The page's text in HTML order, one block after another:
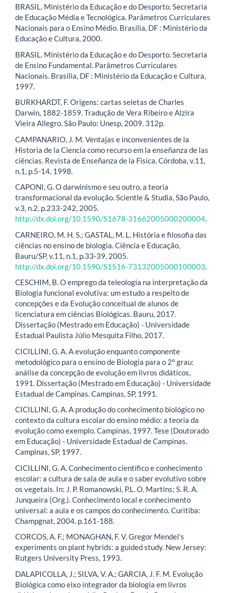
BRASIL. Ministério da Educação e do Desporto. Secretaria
de Educação Média e Tecnológica. Parâmetros Curriculares
Nacionais para o Ensino Médio. Brasília, DF : Ministério da
Educação e Cultura, 2000.
BRASIL. Ministério da Educação e do Desporto. Secretaria
de Ensino Fundamental. Parâmetros Curriculares
Nacionais. Brasília, DF : Ministério da Educação e Cultura,
1997.
BURKHARDT, F. Origens: cartas seletas de Charles
Darwin, 1882-1859. Tradução de Vera Ribeiro e Alzira
Vieira Allegro. São Paulo: Unesp, 2009. 312p.
CAMPANARIO, J. M. Ventajas e inconvenientes de la
Historia de la Ciencia como recurso em la enseñanza de las
ciências. Revista de Enseñanza de la Fisica, Córdoba, v.11,
n.1, p.5-14, 1998.
CAPONI, G. O darwinismo e seu outro, a teoria
transformacional da evolução. Scientle & Studia, São Paulo,
v.3, n.2, p.233-242, 2005.
http://dx.doi.org/10.1590/S1678-31662005000200004.
CARNEIRO, M. H. S.; GASTAL, M. L. História e filosofia das
ciências no ensino de biologia. Ciência e Educação,
Bauru/SP, v.11, n.1, p.33-39, 2005.
http://dx.doi.org/10.1590/S1516-73132005000100003.
CESCHIM, B. O emprego da teleologia na interpretação da
Biologia funcional evolutiva: um estudo a respeito de
concepções e da Evolução conceitual de alunos de
licenciatura em ciências Biológicas. Bauru, 2017.
Dissertação (Mestrado em Educação) - Universidade
Estadual Paulista Júlio Mesquita Filho, 2017.
CICILLINI, G. A. A evolução enquanto componente
metodológico para o ensino de Biologia para o 2º grau:
análise da concepção de evolução em livros didáticos,
1991. Dissertação (Mestrado em Educação) - Universidade
Estadual de Campinas. Campinas, SP, 1991.
CICILLINI, G. A. A produção do conhecimento biológico no
contexto da cultura escolar do ensino médio: a teoria da
evolução como exemplo. Campinas, 1997. Tese (Doutorado
em Educação) - Universidade Estadual de Campinas.
Campinas, SP, 1997.
CICILLINI, G. A. Conhecimento científico e conhecimento
escolar: a cultura de sala de aula e o saber evolutivo sobre
os vegetais. In: J. P. Romanowski, P.L. O. Martins; S. R. A.
Junqueira (Org.). Conhecimento local e conhecimento
universal: a aula e os campos do conhecimento. Curitiba:
Champgnat, 2004. p.161-188.
CORCOS, A. F.; MONAGHAN, F. V. Gregor Mendel’s
experiments on plant hybrids: a guided study. New Jersey:
Rutgers University Press, 1993.
DALAPICOLLA, J.; SILVA, V. A.; GARCIA, J. F. M. Evolução
Biológica como eixo integrador da biologia em livros